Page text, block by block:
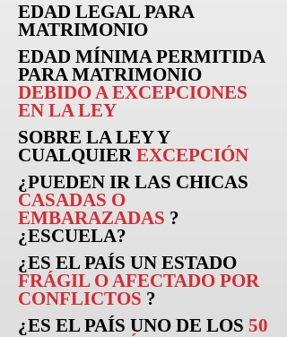
EDAD LEGAL PARA
MATRIMONIO
EDAD MÍNIMA PERMITIDA
PARA MATRIMONIO
DEBIDO A EXCEPCIONES
EN LA LEY
SOBRE LA LEY Y
CUALQUIEREXCEPCIÓN
¿PUEDEN IRLAS CHICAS
CASADAS O
EMBARAZADAS ?
¿ESCUELA?
¿ES EL PAÍS UN ESTADO
FRÁGIL O AFECTADO POR
CONFLICTOS ?
¿ES EL PAÍS UNO DE LOS 50